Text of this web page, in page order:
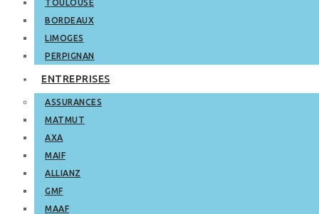
TOULOUSE
BORDEAUX
LIMOGES
PERPIGNAN
ENTREPRISES
ASSURANCES
MATMUT
AXA
MAIF
ALLIANZ
GMF
MAAF